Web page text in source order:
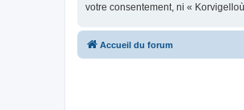
votre consentement, ni «
Accueil du forum